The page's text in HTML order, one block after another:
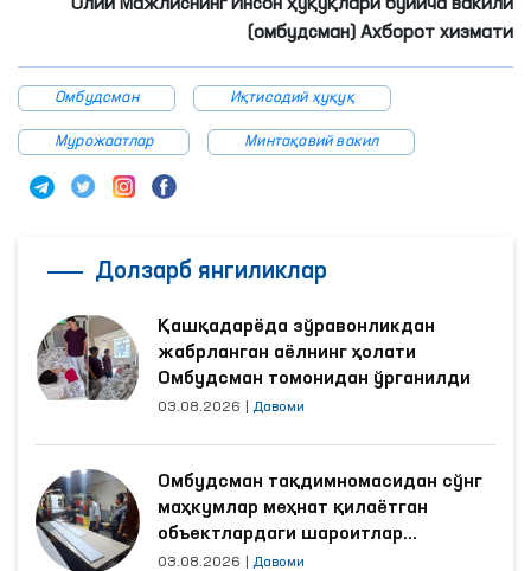
Олий Мажлиснинг Инсон ҳуқуқлари бўйича вакили
(омбудсман) Ахборот хизмати
Омбудсман Иқтисодий ҳуқуқ
Мурожаатлар Минтақавий вакил
Долзарб янгиликлар
Қашқадарёда зўравонликдан
жабрланган аёлнинг ҳолати
Омбудсман томонидан ўрганилди
03.08.2026 Давоми
Омбудсман тақдимномасидан сўнг
маҳкумлар меҳнат қилаётган
объектлардаги шароитлар
яхшиланди
03.08.2026 Давоми